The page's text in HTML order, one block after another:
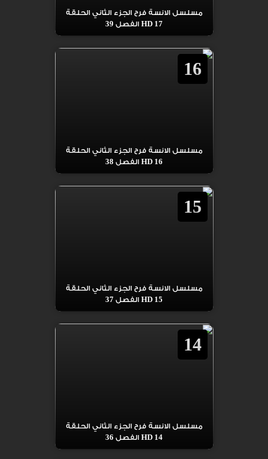
مسلسل الانسة فرح الجزء الثاني الحلقة
17 HD الفصل 39
16
مسلسل الانسة فرح الجزء الثاني الحلقة
16 HD الفصل 38
15
مسلسل الانسة فرح الجزء الثاني الحلقة
15 HD الفصل 37
14
مسلسل الانسة فرح الجزء الثاني الحلقة
14 HD الفصل 36